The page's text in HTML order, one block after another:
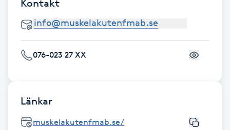
Fransrengöring
Friskvård
Friskvårdsmassage
Kontakt
076-023 27 XX
Länkar
muskelakutenfmab.se/